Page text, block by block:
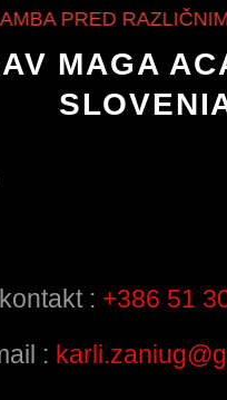
PRED RAZLIČNIM
MAGA
kontakt : +386 51
: